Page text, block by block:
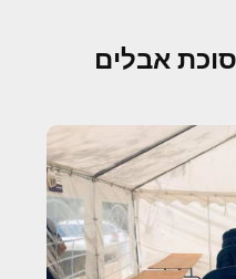
אבלים